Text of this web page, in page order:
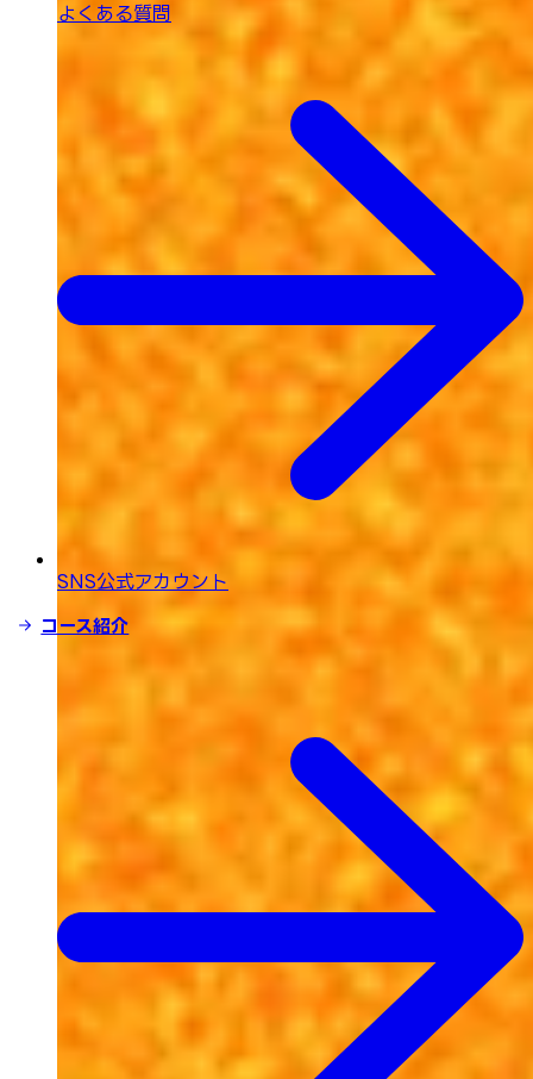
よくある質問
SNS公式アカウント
コース紹介